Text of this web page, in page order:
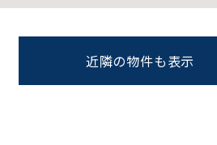
近隣の物件も表示